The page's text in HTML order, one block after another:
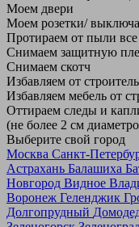
Моем двери
Моем розетки/
Протираем от пыли
Снимаем защитную
Снимаем скотч
Избавляем от
Избавляем мебель от
Оттираем следы и
(не более 2 см
Выберите свой город
Москва Санкт-
Астрахань Балашиха
Новгород Видное
Воронеж Геленджик
Долгопрудный